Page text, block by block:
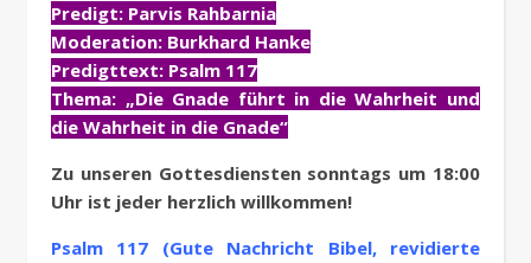
Predigt: Parvis Rahbarnia
Moderation: Burkhard Hanke
Predigttext: Psalm 117
Thema: „Die Gnade führt in die Wahrheit und
die Wahrheit in die Gnade“
Zu unseren Gottesdiensten sonntags um 18:00
Uhr ist jeder herzlich willkommen!
Psalm 117 (Gute Nachricht Bibel, revidierte